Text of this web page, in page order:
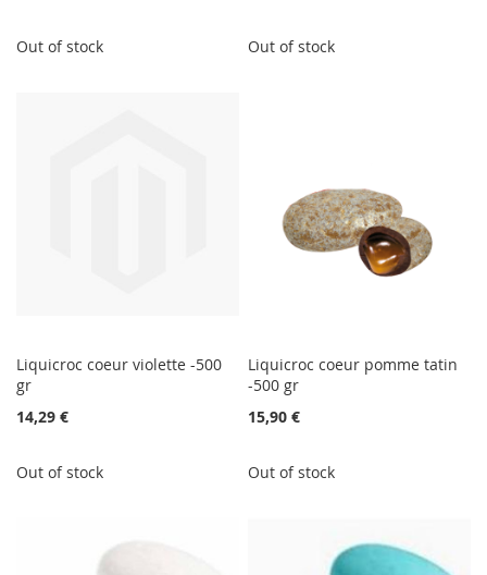
Out of stock Out of stock
Liquicroc coeur violette -500
gr
14,29 €
Out of stock
Liquicroc coeur pomme tatin
-500 gr
15,90 €
Out of stock